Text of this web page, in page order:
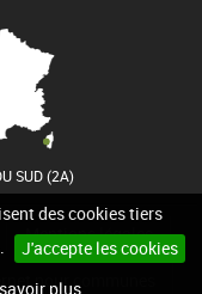
des cookies tiers
J'accepte les cookies
plus
SUD (2A)
Mentions légales
pour communes